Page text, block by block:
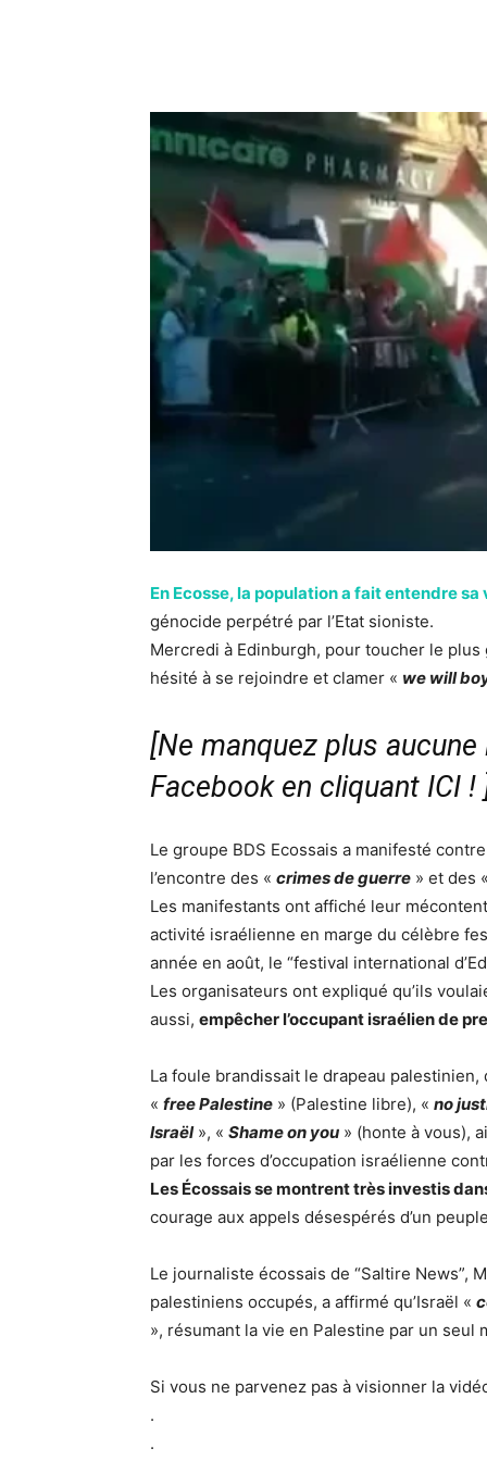
En Ecosse, la population a fait entendre
génocide perpétré par l’Etat sioniste.
Mercredi à Edinburgh, pour toucher le plus
hésité à se rejoindre et clamer « we will
[Ne manquez plus
Facebook en cliquant ICI !
Le groupe BDS Ecossais a manifesté
l’encontre des « crimes de guerre » et des
Les manifestants ont affiché leur
activité israélienne en marge du célèbre
année en août, le “festival international
Les organisateurs ont expliqué qu’ils
aussi, empêcher l’occupant israélien de
La foule brandissait le drapeau
« free Palestine » (Palestine libre), « no
Israël », « Shame on you » (honte à vous),
par les forces d’occupation israélienne
Les Écossais se montrent très investis
courage aux appels désespérés d’un
Le journaliste écossais de “Saltire News”,
palestiniens occupés, a affirmé qu’Israël «
», résumant la vie en Palestine par un seul
Si vous ne parvenez pas à visionner la
.
.